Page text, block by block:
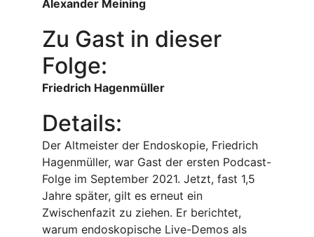
Alexander Meining
Zu Gast in dieser
Folge:
Friedrich Hagenmüller
Details:
Der Altmeister der Endoskopie, Friedrich
Hagenmüller, war Gast der ersten Podcast-
Folge im September 2021. Jetzt, fast 1,5
Jahre später, gilt es erneut ein
Zwischenfazit zu ziehen. Er berichtet,
warum endoskopische Live-Demos als